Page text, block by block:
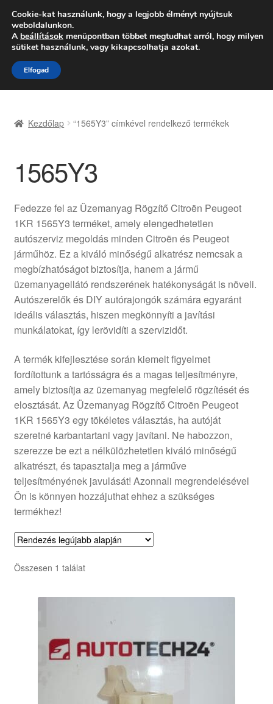
SZÁLLÍTÁS 2618 Ft-tól
Hétfő-Péntek 9:00–16:0006 80 088 054
Ugrás
a
navigációhoz
Kilépés
a
tartalomba
Adatvédelmi irányelvek
Felhasználási feltételek
Kifizetések
Panasz
Panaszkezelési szabályzat
Pénztár
Rólunk
Saját fiókom
Szállítás
Szállítás világszerte
Szekér
Kezdőlap “1565Y3” címkével rendelkező termékek
1565Y3
Fedezze fel az Üzemanyag Rögzítő Citroën Peugeot
1KR 1565Y3 terméket, amely elengedhetetlen
autószerviz megoldás minden Citroën és Peugeot
járműhöz. Ez a kiváló minőségű alkatrész nemcsak a
megbízhatóságot biztosítja, hanem a jármű
üzemanyagellátó rendszerének hatékonyságát is növeli.
Autószerelők és DIY autórajongók számára egyaránt
ideális választás, hiszen megkönnyíti a javítási
munkálatokat, így lerövidíti a szervizidőt.
A termék kifejlesztése során kiemelt figyelmet
fordítottunk a tartósságra és a magas teljesítményre,
amely biztosítja az üzemanyag megfelelő rögzítését és
elosztását. Az Üzemanyag Rögzítő Citroën Peugeot
1KR 1565Y3 egy tökéletes választás, ha autóját
szeretné karbantartani vagy javítani. Ne habozzon,
szerezze be ezt a nélkülözhetetlen kiváló minőségű
alkatrészt, és tapasztalja meg a járműve
teljesítményének javulását! Azonnali megrendelésével
Ön is könnyen hozzájuthat ehhez a szükséges
termékhez!
Összesen 1 találat
Cookie-kat használunk, hogy a legjobb élményt nyújtsuk
weboldalunkon.
A beállítások menüpontban többet megtudhat arról, hogy milyen
sütiket használunk, vagy kikapcsolhatja azokat.
Elfogad